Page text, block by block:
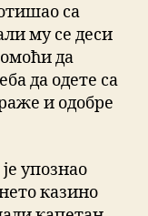
са
му се деси
да
да одете са
и одобре
упознао
казино